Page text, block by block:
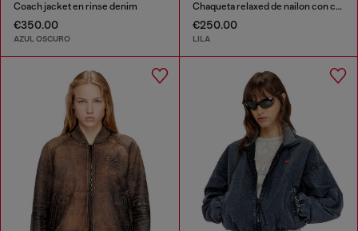
Coach jacket en rinse denim
€350.00
AZUL OSCURO
Chaqueta relaxed de nailon con cuello alto
€250.00
LILA